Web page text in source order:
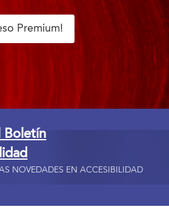
Premium!
Boletín
NOVEDADES EN ACCESIBILIDAD